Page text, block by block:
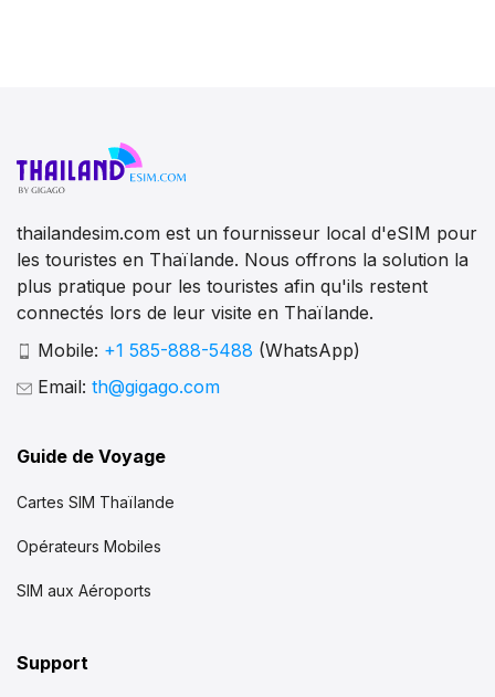
thailandesim.com est un fournisseur local d'eSIM pour
les touristes en Thaïlande. Nous offrons la solution la
plus pratique pour les touristes afin qu'ils restent
connectés lors de leur visite en Thaïlande.
Mobile: +1 585-888-5488 (WhatsApp)
Email: th@gigago.com
Guide de Voyage
Cartes SIM Thaïlande
Opérateurs Mobiles
SIM aux Aéroports
Support